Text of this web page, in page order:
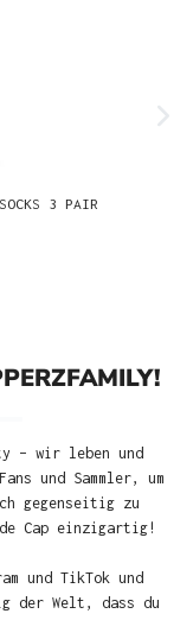
3 PAIR
– wir leben und
und Sammler, um
gegenseitig zu
Cap einzigartig!
und TikTok und
der Welt, dass du